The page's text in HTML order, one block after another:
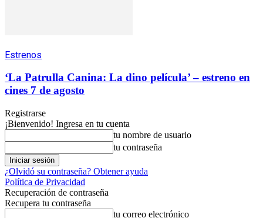
Estrenos
‘La Patrulla Canina: La dino película’ – estreno en
cines 7 de agosto
Registrarse
¡Bienvenido! Ingresa en tu cuenta
tu nombre de usuario
tu contraseña
¿Olvidó su contraseña? Obtener ayuda
Política de Privacidad
Recuperación de contraseña
Recupera tu contraseña
tu correo electrónico